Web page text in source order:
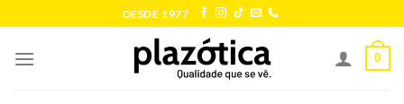
to
content
DESDE 1977
0